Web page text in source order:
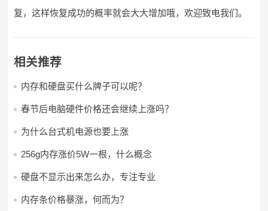
复，这样恢复成功的概率就会大大增加哦，欢迎致电我们。
相关推荐
内存和硬盘买什么牌子可以呢？
春节后电脑硬件价格还会继续上涨吗？
为什么台式机电源也要上涨
256g内存涨价5W一根，什么概念
硬盘不显示出来怎么办，专注专业
内存条价格暴涨，何而为？